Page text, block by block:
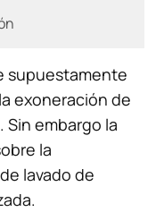
supuestamente
exoneración de
Sin embargo la
la
lavado de